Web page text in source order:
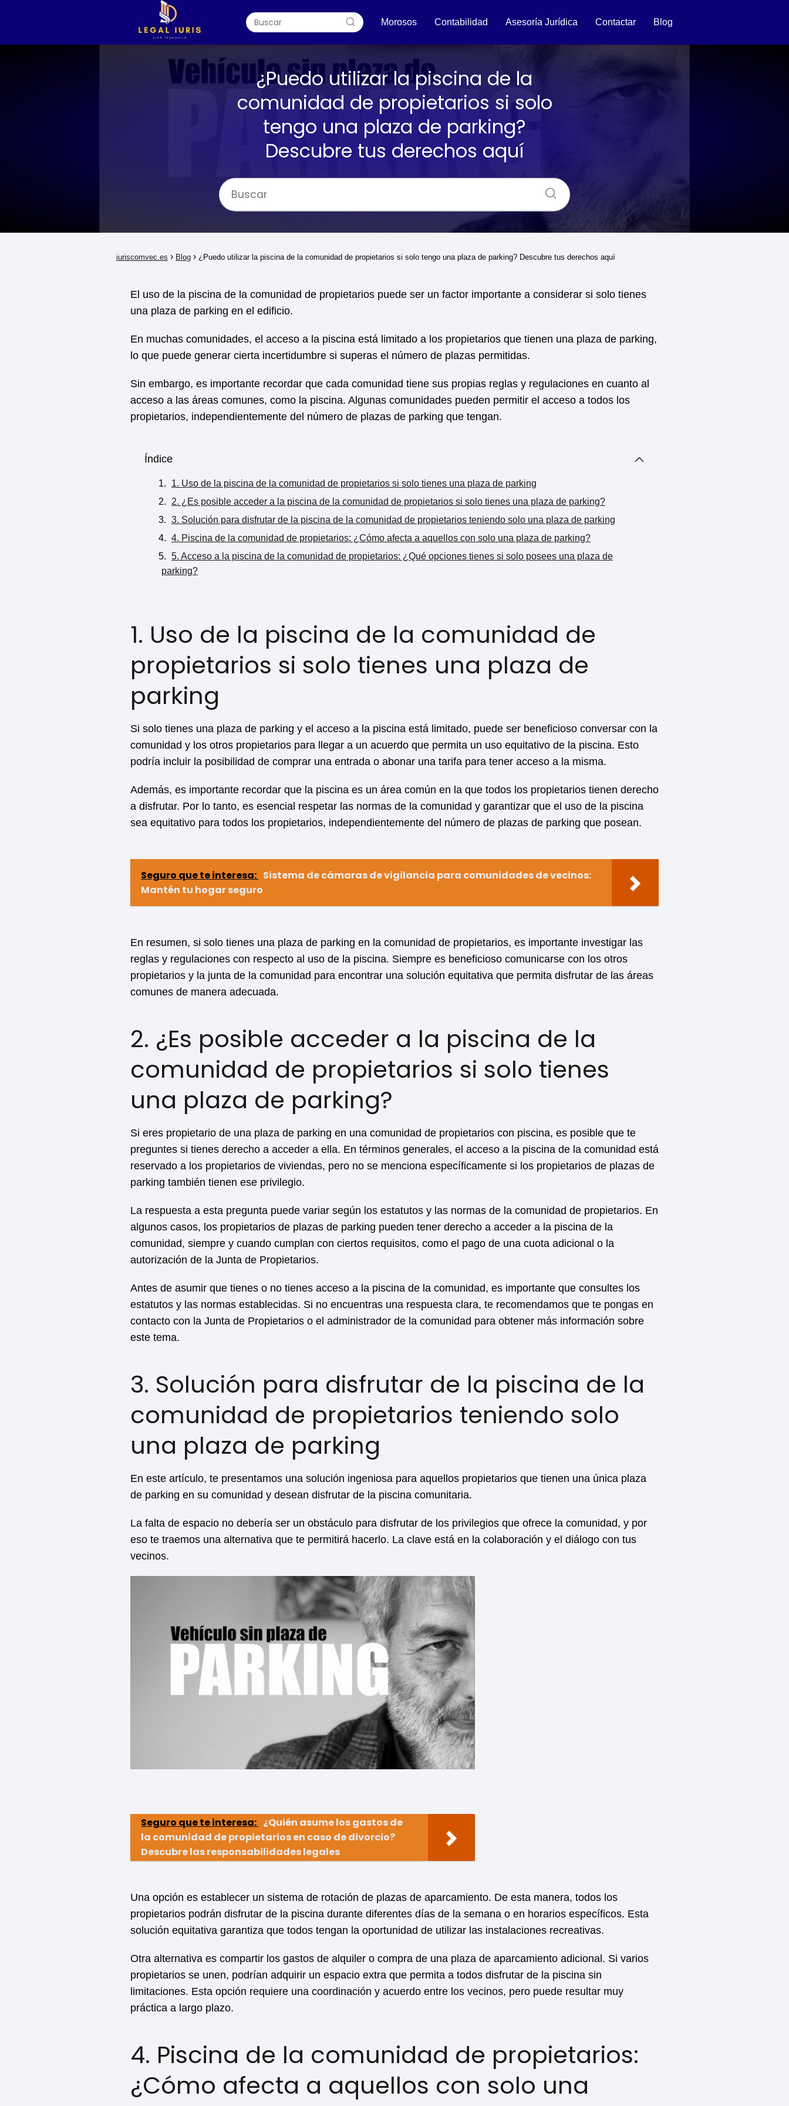
Morosos Contabilidad Asesoría Jurídica Contactar Blog
¿Puedo utilizar la piscina de la
comunidad de propietarios si solo
tengo una plaza de parking?
Descubre tus derechos aquí
iuriscomvec.es Blog ¿Puedo utilizar la piscina de la comunidad de propietarios si solo tengo una plaza de parking? Descubre tus derechos aquí
El uso de la piscina de la comunidad de propietarios puede ser un factor importante a considerar si solo tienes
una plaza de parking en el edificio.
En muchas comunidades, el acceso a la piscina está limitado a los propietarios que tienen una plaza de parking,
lo que puede generar cierta incertidumbre si superas el número de plazas permitidas.
Sin embargo, es importante recordar que cada comunidad tiene sus propias reglas y regulaciones en cuanto al
acceso a las áreas comunes, como la piscina. Algunas comunidades pueden permitir el acceso a todos los
propietarios, independientemente del número de plazas de parking que tengan.
Índice
1. Uso de la piscina de la comunidad de propietarios si solo tienes una plaza de parking
2. ¿Es posible acceder a la piscina de la comunidad de propietarios si solo tienes una plaza de parking?
3. Solución para disfrutar de la piscina de la comunidad de propietarios teniendo solo una plaza de parking
4. Piscina de la comunidad de propietarios: ¿Cómo afecta a aquellos con solo una plaza de parking?
5. Acceso a la piscina de la comunidad de propietarios: ¿Qué opciones tienes si solo posees una plaza de
parking?
1. Uso de la piscina de la comunidad de
propietarios si solo tienes una plaza de
parking
Si solo tienes una plaza de parking y el acceso a la piscina está limitado, puede ser beneficioso conversar con la
comunidad y los otros propietarios para llegar a un acuerdo que permita un uso equitativo de la piscina. Esto
podría incluir la posibilidad de comprar una entrada o abonar una tarifa para tener acceso a la misma.
Además, es importante recordar que la piscina es un área común en la que todos los propietarios tienen derecho
a disfrutar. Por lo tanto, es esencial respetar las normas de la comunidad y garantizar que el uso de la piscina
sea equitativo para todos los propietarios, independientemente del número de plazas de parking que posean.
Seguro que te interesa: Sistema de cámaras de vigilancia para comunidades de vecinos:
Mantén tu hogar seguro
En resumen, si solo tienes una plaza de parking en la comunidad de propietarios, es importante investigar las
reglas y regulaciones con respecto al uso de la piscina. Siempre es beneficioso comunicarse con los otros
propietarios y la junta de la comunidad para encontrar una solución equitativa que permita disfrutar de las áreas
comunes de manera adecuada.
2. ¿Es posible acceder a la piscina de la
comunidad de propietarios si solo tienes
una plaza de parking?
Si eres propietario de una plaza de parking en una comunidad de propietarios con piscina, es posible que te
preguntes si tienes derecho a acceder a ella. En términos generales, el acceso a la piscina de la comunidad está
reservado a los propietarios de viviendas, pero no se menciona específicamente si los propietarios de plazas de
parking también tienen ese privilegio.
La respuesta a esta pregunta puede variar según los estatutos y las normas de la comunidad de propietarios. En
algunos casos, los propietarios de plazas de parking pueden tener derecho a acceder a la piscina de la
comunidad, siempre y cuando cumplan con ciertos requisitos, como el pago de una cuota adicional o la
autorización de la Junta de Propietarios.
Antes de asumir que tienes o no tienes acceso a la piscina de la comunidad, es importante que consultes los
estatutos y las normas establecidas. Si no encuentras una respuesta clara, te recomendamos que te pongas en
contacto con la Junta de Propietarios o el administrador de la comunidad para obtener más información sobre
este tema.
3. Solución para disfrutar de la piscina de la
comunidad de propietarios teniendo solo
una plaza de parking
En este artículo, te presentamos una solución ingeniosa para aquellos propietarios que tienen una única plaza
de parking en su comunidad y desean disfrutar de la piscina comunitaria.
La falta de espacio no debería ser un obstáculo para disfrutar de los privilegios que ofrece la comunidad, y por
eso te traemos una alternativa que te permitirá hacerlo. La clave está en la colaboración y el diálogo con tus
vecinos.
Seguro que te interesa: ¿Quién asume los gastos de
la comunidad de propietarios en caso de divorcio?
Descubre las responsabilidades legales
Una opción es establecer un sistema de rotación de plazas de aparcamiento. De esta manera, todos los
propietarios podrán disfrutar de la piscina durante diferentes días de la semana o en horarios específicos. Esta
solución equitativa garantiza que todos tengan la oportunidad de utilizar las instalaciones recreativas.
Otra alternativa es compartir los gastos de alquiler o compra de una plaza de aparcamiento adicional. Si varios
propietarios se unen, podrían adquirir un espacio extra que permita a todos disfrutar de la piscina sin
limitaciones. Esta opción requiere una coordinación y acuerdo entre los vecinos, pero puede resultar muy
práctica a largo plazo.
4. Piscina de la comunidad de propietarios:
¿Cómo afecta a aquellos con solo una